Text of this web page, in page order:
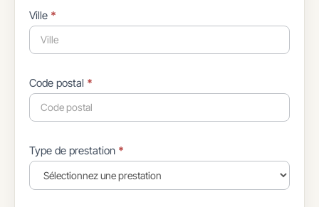
Ville *
Code postal *
Type de prestation *